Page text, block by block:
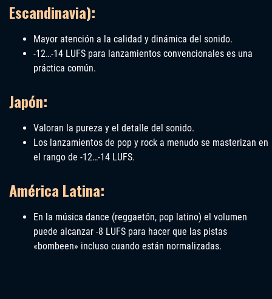
Escandinavia):
Mayor atención a la calidad y dinámica del sonido.
-12…-14 LUFS para lanzamientos convencionales es una
práctica común.
Japón:
Valoran la pureza y el detalle del sonido.
Los lanzamientos de pop y rock a menudo se masterizan en
el rango de -12…-14 LUFS.
América Latina:
En la música dance (reggaetón, pop latino) el volumen
puede alcanzar -8 LUFS para hacer que las pistas
«bombeen» incluso cuando están normalizadas.